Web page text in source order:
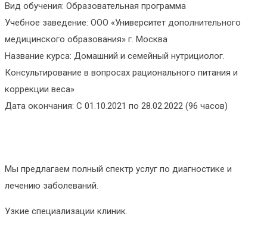
Вид обучения: Образовательная программа
Учебное заведение: ООО «Университет дополнительного
медицинского образования» г. Москва
Название курса: Домашний и семейный нутрициолог.
Консультирование в вопросах рационального питания и
коррекции веса»
Дата окончания: С 01.10.2021 по 28.02.2022 (96 часов)
Мы предлагаем полный спектр услуг по диагностике и
лечению заболеваний.
Узкие специализации клиник.